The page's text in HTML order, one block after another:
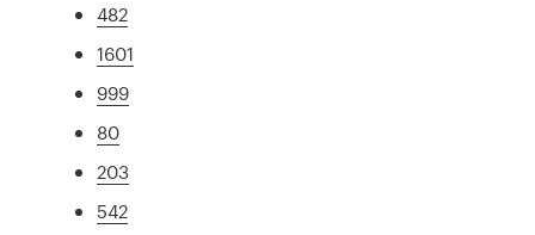
482
1601
999
80
203
542